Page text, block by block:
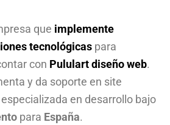
que implemente
tecnológicas para
con Pululart diseño web.
y da soporte en site
en desarrollo bajo
para España.